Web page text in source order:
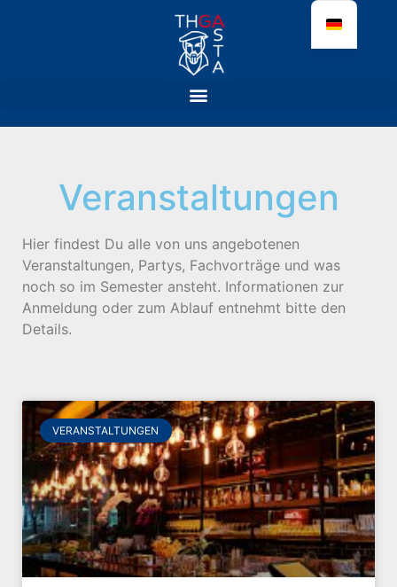
Veranstaltungen
Hier findest Du alle von uns angebotenen
Veranstaltungen, Partys, Fachvorträge und was
noch so im Semester ansteht. Informationen zur
Anmeldung oder zum Ablauf entnehmt bitte den
Details.
VERANSTALTUNGEN